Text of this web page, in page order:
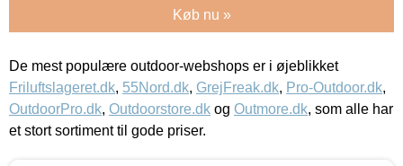
Køb nu »
De mest populære outdoor-webshops er i øjeblikket
Friluftslageret.dk, 55Nord.dk, GrejFreak.dk, Pro-Outdoor.dk,
OutdoorPro.dk, Outdoorstore.dk og Outmore.dk, som alle har
et stort sortiment til gode priser.